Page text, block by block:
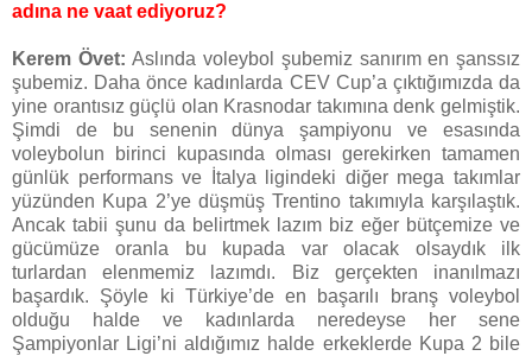
adına ne vaat ediyoruz?
Kerem Övet:Aslında voleybol şubemiz sanırım en şanssız
şubemiz. Daha önce kadınlarda CEV Cup’a çıktığımızda da
yine orantısız güçlü olan Krasnodar takımına denk gelmiştik.
Şimdi de bu senenin dünya şampiyonu ve esasında
voleybolun birinci kupasında olması gerekirken tamamen
günlük performans ve İtalya ligindeki diğer mega takımlar
yüzünden Kupa 2’ye düşmüş Trentino takımıyla karşılaştık.
Ancak tabii şunu da belirtmek lazım biz eğer bütçemize ve
gücümüze oranla bu kupada var olacak olsaydık ilk
turlardan elenmemiz lazımdı. Biz gerçekten inanılmazı
başardık. Şöyle ki Türkiye’de en başarılı branş voleybol
olduğu halde ve kadınlarda neredeyse her sene
Şampiyonlar Ligi’ni aldığımız halde erkeklerde Kupa 2 bile